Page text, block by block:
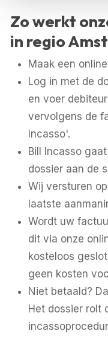
Zo werkt
in regio
Maak een
Log in met de
en voer
vervolgens de
Incasso'.
Bill Incasso
dossier aan de
Wij versturen
laatste
Wordt uw
dit via onze
kosteloos
geen kosten
Niet betaald?
Het dossier rolt